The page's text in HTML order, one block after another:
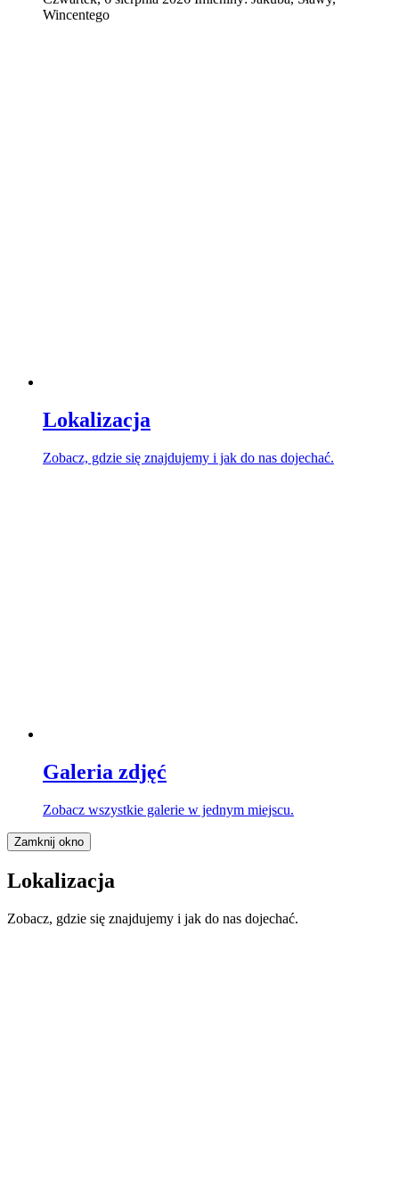
Wincentego
Lokalizacja
Zobacz, gdzie się znajdujemy i jak do nas dojechać.
Galeria zdjęć
Zobacz wszystkie galerie w jednym miejscu.
Zamknij okno
Lokalizacja
Zobacz, gdzie się znajdujemy i jak do nas dojechać.